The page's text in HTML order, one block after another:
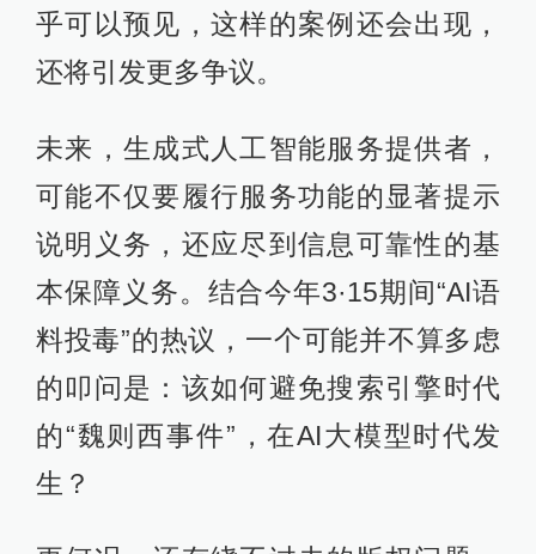
乎可以预见，这样的案例还会出现，
还将引发更多争议。
未来，生成式人工智能服务提供者，
可能不仅要履行服务功能的显著提示
说明义务，还应尽到信息可靠性的基
本保障义务。结合今年3·15期间“AI语
料投毒”的热议，一个可能并不算多虑
的叩问是：该如何避免搜索引擎时代
的“魏则西事件”，在AI大模型时代发
生？